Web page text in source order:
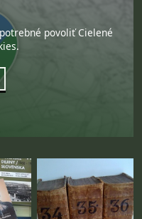
povoliť Cielené